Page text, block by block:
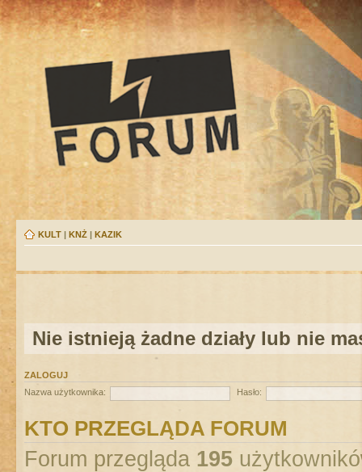
KULT | KNŻ | KAZIK
Nie istnieją żadne działy lub nie
ZALOGUJ
Nazwa użytkownika:
Hasło:
KTO PRZEGLĄDA FORUM
Forum przegląda 195